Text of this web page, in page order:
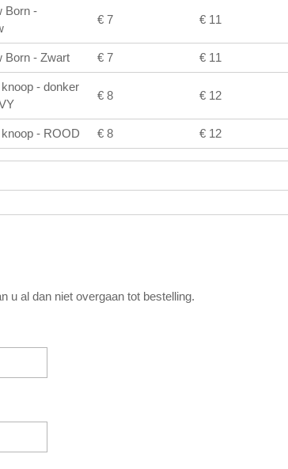
Born -
€ 7 € 11
Born - Zwart € 7 € 11
- donker
€ 8 € 12
- ROOD € 8 € 12
u al dan niet overgaan tot bestelling.